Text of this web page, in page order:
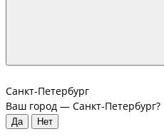
Санкт-Петербург
Ваш город — Санкт-Петербург?